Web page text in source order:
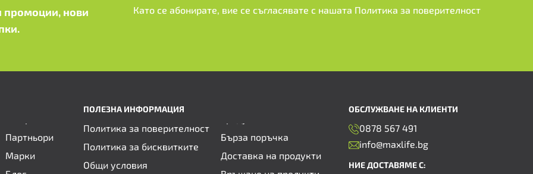
промоции, нови
Като се абонирате, вие се съгласявате с нашата Политика за поверителност
Партньори
Марки
ПОЛЕЗНА ИНФОРМАЦИЯ
Политика за поверителност
Политика за бисквитките
Общи условия
Бърза поръчка
Доставка на продукти
ОБСЛУЖВАНЕ НА КЛИЕНТИ
0878 567 491
info@maxlife.bg
НИЕ ДОСТАВЯМЕ С: